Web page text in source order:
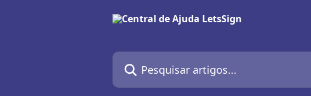
Pesquisar artigos...